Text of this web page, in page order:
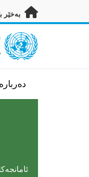
بەرەو ناوەڕۆکی سەرەکی
بەخێر
UN Logo